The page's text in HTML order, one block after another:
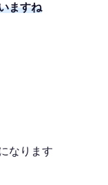
ますね
なります